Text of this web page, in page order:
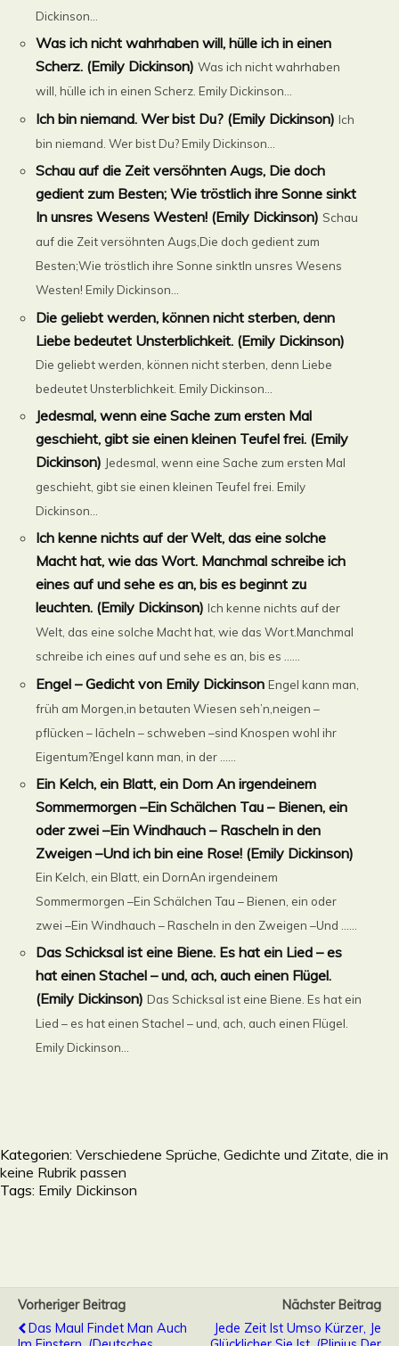
Dickinson...
Was ich nicht wahrhaben will, hülle ich in einen
Scherz. (Emily Dickinson) Was ich nicht wahrhaben
will, hülle ich in einen Scherz. Emily Dickinson...
Ich bin niemand. Wer bist Du? (Emily Dickinson) Ich
bin niemand. Wer bist Du? Emily Dickinson...
Schau auf die Zeit versöhnten Augs, Die doch
gedient zum Besten; Wie tröstlich ihre Sonne sinkt
In unsres Wesens Westen! (Emily Dickinson) Schau
auf die Zeit versöhnten Augs,Die doch gedient zum
Besten;Wie tröstlich ihre Sonne sinktIn unsres Wesens
Westen! Emily Dickinson...
Die geliebt werden, können nicht sterben, denn
Liebe bedeutet Unsterblichkeit. (Emily Dickinson)
Die geliebt werden, können nicht sterben, denn Liebe
bedeutet Unsterblichkeit. Emily Dickinson...
Jedesmal, wenn eine Sache zum ersten Mal
geschieht, gibt sie einen kleinen Teufel frei. (Emily
Dickinson) Jedesmal, wenn eine Sache zum ersten Mal
geschieht, gibt sie einen kleinen Teufel frei. Emily
Dickinson...
Ich kenne nichts auf der Welt, das eine solche
Macht hat, wie das Wort. Manchmal schreibe ich
eines auf und sehe es an, bis es beginnt zu
leuchten. (Emily Dickinson) Ich kenne nichts auf der
Welt, das eine solche Macht hat, wie das Wort.Manchmal
schreibe ich eines auf und sehe es an, bis es ......
Engel – Gedicht von Emily Dickinson Engel kann man,
früh am Morgen,in betauten Wiesen seh’n,neigen –
pflücken – lächeln – schweben –sind Knospen wohl ihr
Eigentum?Engel kann man, in der ......
Ein Kelch, ein Blatt, ein Dorn An irgendeinem
Sommermorgen –Ein Schälchen Tau – Bienen, ein
oder zwei –Ein Windhauch – Rascheln in den
Zweigen –Und ich bin eine Rose! (Emily Dickinson)
Ein Kelch, ein Blatt, ein DornAn irgendeinem
Sommermorgen –Ein Schälchen Tau – Bienen, ein oder
zwei –Ein Windhauch – Rascheln in den Zweigen –Und ......
Das Schicksal ist eine Biene. Es hat ein Lied – es
hat einen Stachel – und, ach, auch einen Flügel.
(Emily Dickinson) Das Schicksal ist eine Biene. Es hat ein
Lied – es hat einen Stachel – und, ach, auch einen Flügel.
Emily Dickinson...
Kategorien: Verschiedene Sprüche, Gedichte und Zitate, die in
keine Rubrik passen
Tags: Emily Dickinson
Vorheriger Beitrag
Das Maul Findet Man Auch
Nächster Beitrag
Jede Zeit Ist Umso Kürzer, Je